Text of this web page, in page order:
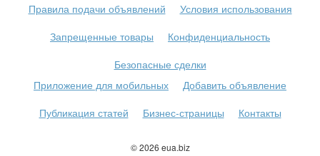
© 2026 eua.biz
Правила подачи объявлений
Условия использования
Запрещенные товары
Конфиденциальность
Безопасные сделки
Приложение для мобильных
Добавить объявление
Публикация статей
Бизнес-страницы Контакты